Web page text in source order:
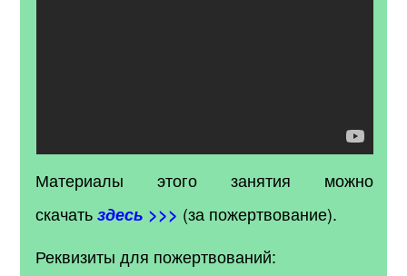
Материалы этого занятия можно
скачатьздесь >>> (за пожертвование).
Реквизиты для пожертвований: